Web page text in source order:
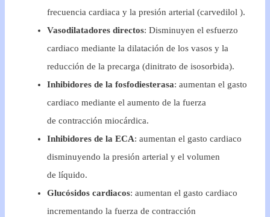
frecuencia cardiaca y la presión arterial (carvedilol ).
Vasodilatadores directos: Disminuyen el esfuerzo
cardiaco mediante la dilatación de los vasos y la
reducción de la precarga (dinitrato de isosorbida).
Inhibidores de la fosfodiesterasa: aumentan el gasto
cardiaco mediante el aumento de la fuerza
de contracción miocárdica.
Inhibidores de la ECA: aumentan el gasto cardiaco
disminuyendo la presión arterial y el volumen
de líquido.
Glucósidos cardiacos: aumentan el gasto cardiaco
incrementando la fuerza de contracción